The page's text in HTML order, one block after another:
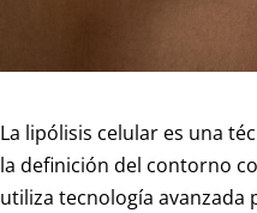
La lipólisis celular es una
la definición del contorno
utiliza tecnología avanzada